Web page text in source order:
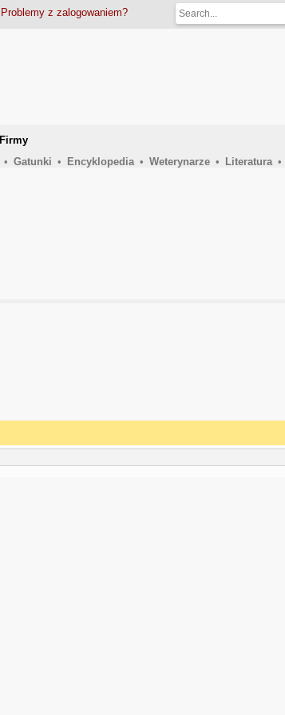
Problemy z zalogowaniem?
Firmy
• Gatunki • Encyklopedia • Weterynarze • Literatura •